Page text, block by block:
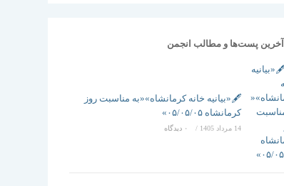
آخرین پست‌ها و مطالب انجمن
🖋️«بیانیه خانه کرمانشاه»«به مناسبت روز
کرمانشاه ۰۵/۰۵/۰۵»
14 مرداد 1405 / ۰ دیدگاه